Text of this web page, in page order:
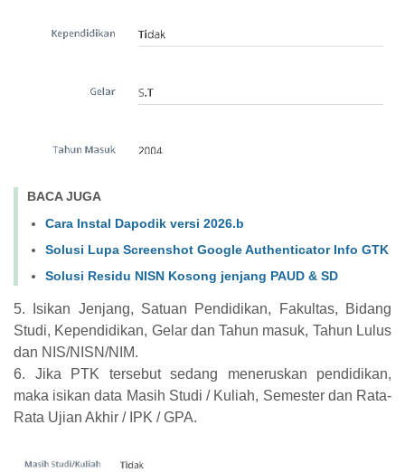
BACA JUGA
Cara Instal Dapodik versi 2026.b
Solusi Lupa Screenshot Google Authenticator Info GTK
Solusi Residu NISN Kosong jenjang PAUD & SD
5. Isikan Jenjang, Satuan Pendidikan, Fakultas, Bidang
Studi, Kependidikan, Gelar dan Tahun masuk, Tahun Lulus
dan NIS/NISN/NIM.
6. Jika PTK tersebut sedang meneruskan pendidikan,
maka isikan data Masih Studi / Kuliah, Semester dan Rata-
Rata Ujian Akhir / IPK / GPA.